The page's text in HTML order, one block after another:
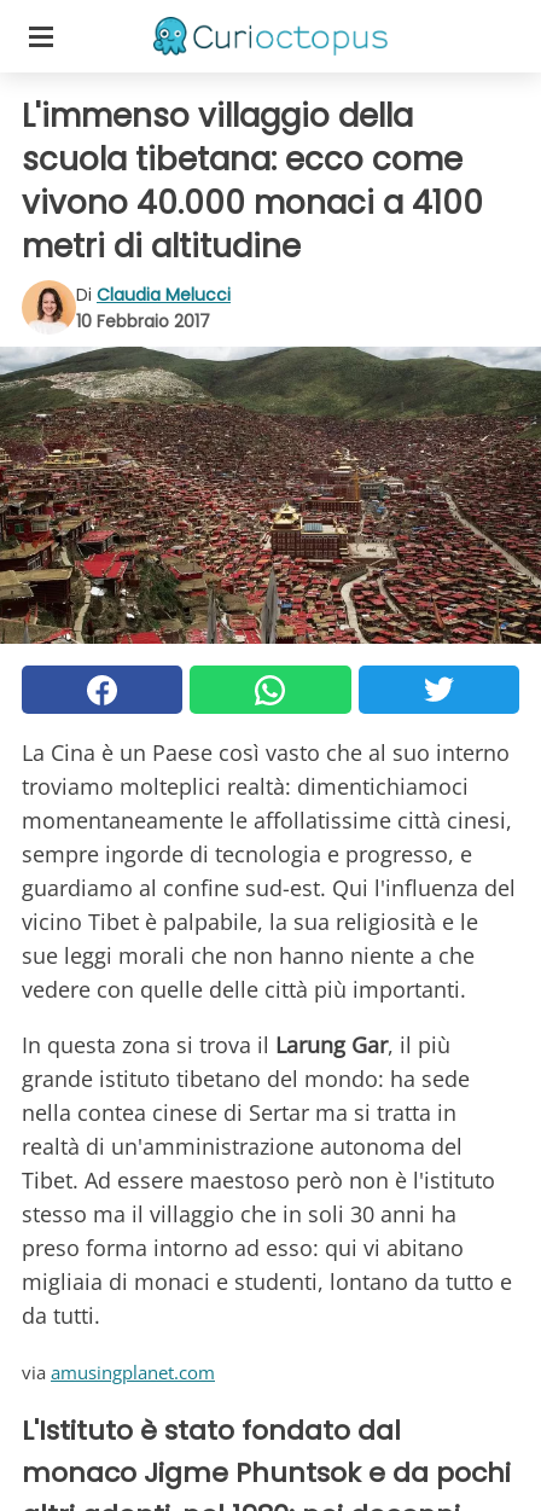
L'immenso villaggio della
scuola tibetana: ecco come
vivono 40.000 monaci a 4100
metri di altitudine
Di Claudia Melucci
10 Febbraio 2017
La Cina è un Paese così vasto che al suo interno
troviamo molteplici realtà: dimentichiamoci
momentaneamente le affollatissime città cinesi,
sempre ingorde di tecnologia e progresso, e
guardiamo al confine sud-est. Qui l'influenza del
vicino Tibet è palpabile, la sua religiosità e le
sue leggi morali che non hanno niente a che
vedere con quelle delle città più importanti.
In questa zona si trova il Larung Gar, il più
grande istituto tibetano del mondo: ha sede
nella contea cinese di Sertar ma si tratta in
realtà di un'amministrazione autonoma del
Tibet. Ad essere maestoso però non è l'istituto
stesso ma il villaggio che in soli 30 anni ha
preso forma intorno ad esso: qui vi abitano
migliaia di monaci e studenti, lontano da tutto e
da tutti.
via amusingplanet.com
L'Istituto è stato fondato dal
monaco Jigme Phuntsok e da pochi